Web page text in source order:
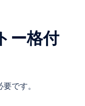
ー格付
です。